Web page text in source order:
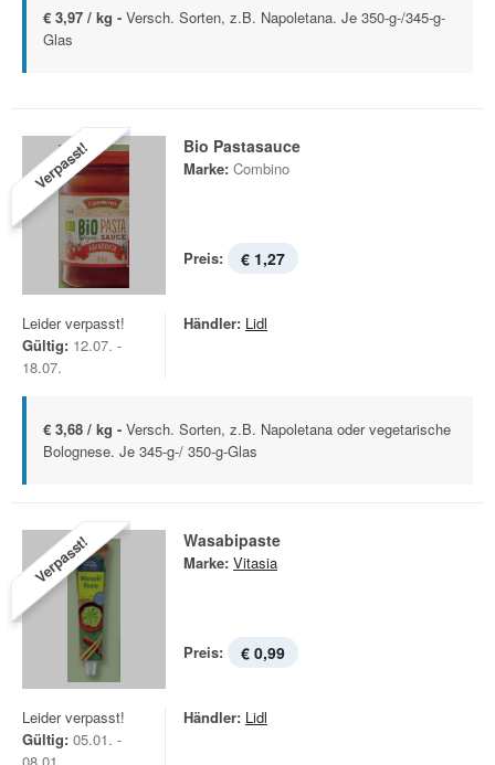
€ 3,97 / kg - Versch. Sorten, z.B. Napoletana. Je 350-g-/345-g-
Glas
Verpasst! Bio Pastasauce
Marke: Combino
Preis: € 1,27
Leider verpasst!
Gültig: 12.07. -
18.07.
Händler: Lidl
€ 3,68 / kg - Versch. Sorten, z.B. Napoletana oder vegetarische
Bolognese. Je 345-g-/ 350-g-Glas
Verpasst! Wasabipaste
Marke: Vitasia
Preis: € 0,99
Leider verpasst!
Gültig: 05.01. -
Händler: Lidl